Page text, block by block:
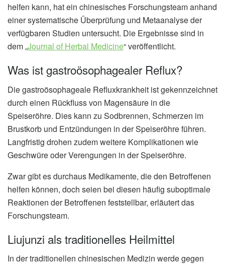
helfen kann, hat ein chinesisches Forschungsteam anhand
einer systematische Überprüfung und Metaanalyse der
verfügbaren Studien untersucht. Die Ergebnisse sind in
dem „Journal of Herbal Medicine“ veröffentlicht.
Was ist gastroösophagealer Reflux?
Die gastroösophageale Refluxkrankheit ist gekennzeichnet
durch einen Rückfluss von Magensäure in die
Speiseröhre. Dies kann zu Sodbrennen, Schmerzen im
Brustkorb und Entzündungen in der Speiseröhre führen.
Langfristig drohen zudem weitere Komplikationen wie
Geschwüre oder Verengungen in der Speiseröhre.
Zwar gibt es durchaus Medikamente, die den Betroffenen
helfen können, doch seien bei diesen häufig suboptimale
Reaktionen der Betroffenen feststellbar, erläutert das
Forschungsteam.
Liujunzi als traditionelles Heilmittel
In der traditionellen chinesischen Medizin werde gegen